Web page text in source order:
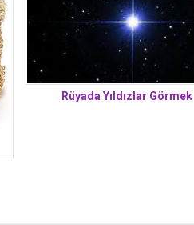
Rüyada Yıldızlar Görmek